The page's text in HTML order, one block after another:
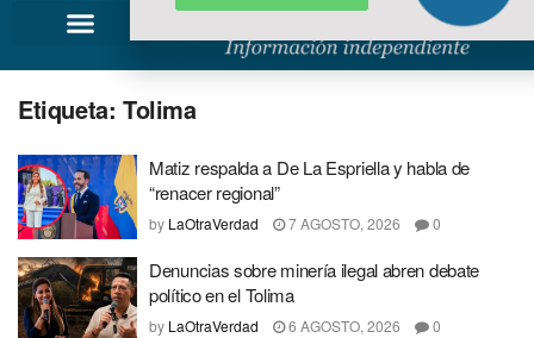
Etiqueta: Tolima
Matiz respalda a De La Espriella y habla de
“renacer regional”
by LaOtraVerdad 7 AGOSTO, 2026 0
Denuncias sobre minería ilegal abren debate
político en el Tolima
by LaOtraVerdad 6 AGOSTO, 2026 0